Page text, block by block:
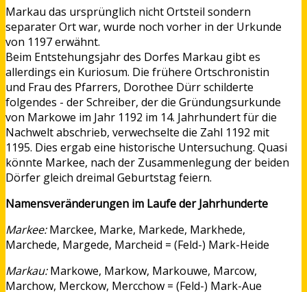
Markau das ursprünglich nicht Ortsteil sondern
separater Ort war, wurde noch vorher in der Urkunde
von 1197 erwähnt.
Beim Entstehungsjahr des Dorfes Markau gibt es
allerdings ein Kuriosum. Die frühere Ortschronistin
und Frau des Pfarrers, Dorothee Dürr schilderte
folgendes - der Schreiber, der die Gründungsurkunde
von Markowe im Jahr 1192 im 14. Jahrhundert für die
Nachwelt abschrieb, verwechselte die Zahl 1192 mit
1195. Dies ergab eine historische Untersuchung. Quasi
könnte Markee, nach der Zusammenlegung der beiden
Dörfer gleich dreimal Geburtstag feiern.
Namensveränderungen im Laufe der Jahrhunderte
Markee:Marckee, Marke, Markede, Markhede,
Marchede, Margede, Marcheid = (Feld-) Mark-Heide
Markau:Markowe, Markow, Markouwe, Marcow,
Marchow, Merckow, Mercchow = (Feld-) Mark-Aue